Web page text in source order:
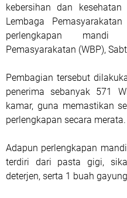
kebersihan dan
Lembaga
perlengkapan
Pemasyarakatan (WBP),
Pembagian tersebut
penerima sebanyak 571
kamar, guna memastikan
perlengkapan secara merata.
Adapun perlengkapan
terdiri dari pasta gigi,
deterjen, serta 1 buah